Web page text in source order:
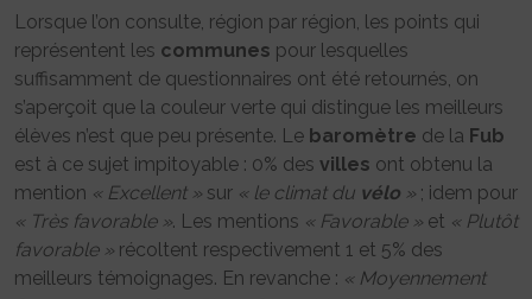
Lorsque l’on consulte, région par région, les points qui
représentent les communes pour lesquelles
suffisamment de questionnaires ont été retournés, on
s’aperçoit que la couleur verte qui distingue les meilleurs
élèves n’est que peu présente. Le baromètre de la Fub
est à ce sujet impitoyable : 0% des villes ont obtenu la
mention « Excellent » sur « le climat du vélo » ; idem pour
« Très favorable ». Les mentions « Favorable » et « Plutôt
favorable » récoltent respectivement 1 et 5% des
meilleurs témoignages. En revanche : « Moyennement